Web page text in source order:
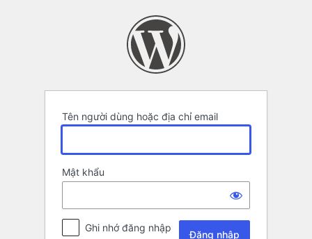
Tên người dùng hoặc địa chỉ email
Mật khẩu
Ghi nhớ đăng nhập